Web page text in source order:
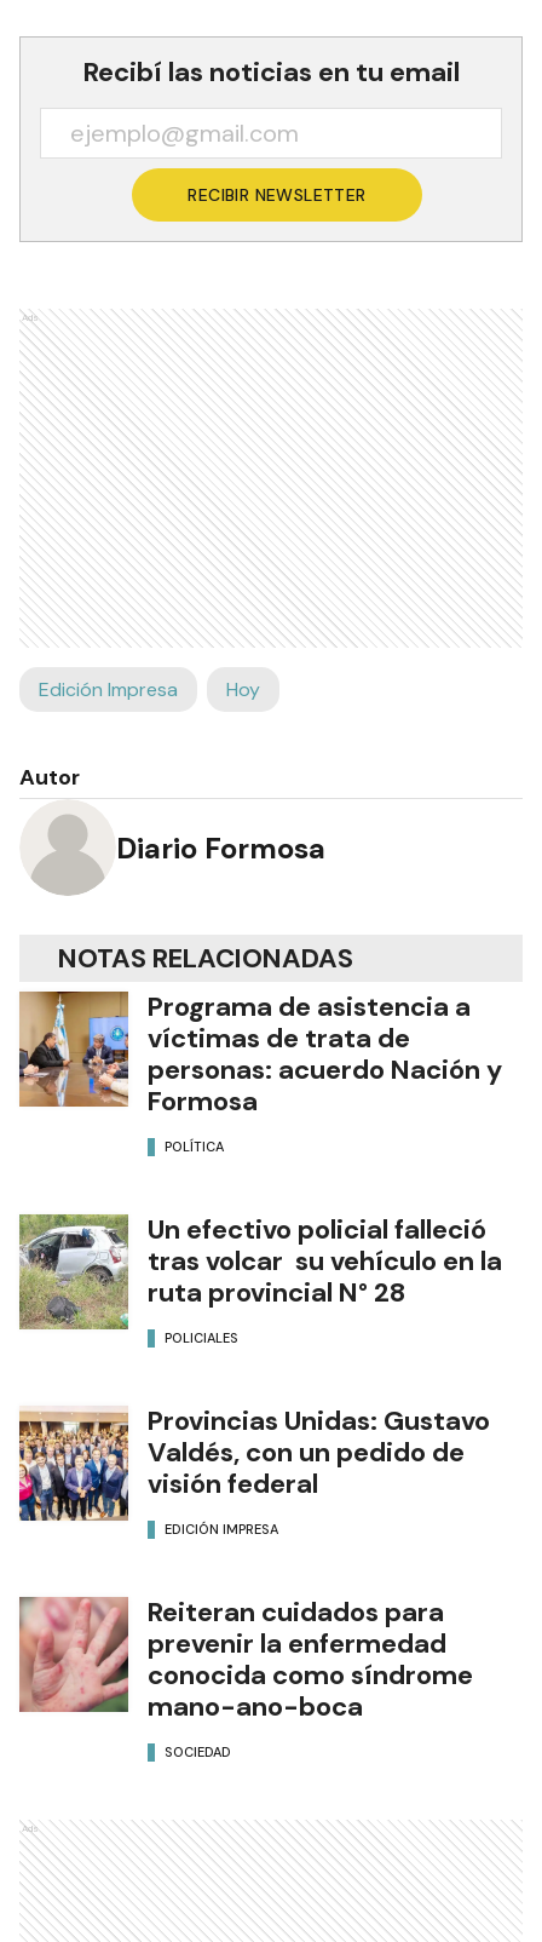
Recibí las noticias en tu email
RECIBIR NEWSLETTER
Ads
Edición Impresa Hoy
Autor
Diario Formosa
NOTAS RELACIONADAS
Programa de asistencia a
víctimas de trata de
personas: acuerdo Nación y
Formosa
POLÍTICA
Un efectivo policial falleció
tras volcar su vehículo en la
ruta provincial N° 28
POLICIALES
Provincias Unidas: Gustavo
Valdés, con un pedido de
visión federal
EDICIÓN IMPRESA
Reiteran cuidados para
prevenir la enfermedad
conocida como síndrome
mano-ano-boca
SOCIEDAD
Ads